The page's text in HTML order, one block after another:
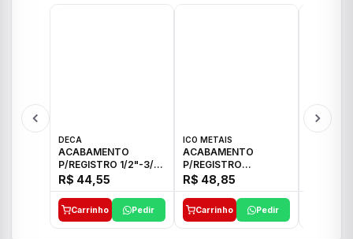
DECA
ACABAMENTO
P/REGISTRO 1/2"-3/4"
E 1"C21.PQ DECA
R$ 44,55
Carrinho Pedir
ICO METAIS
ACABAMENTO
P/REGISTRO
1/2"-3/4"-1" ACB M
CS 33 ICO
R$ 48,85
Carrinho Pedir